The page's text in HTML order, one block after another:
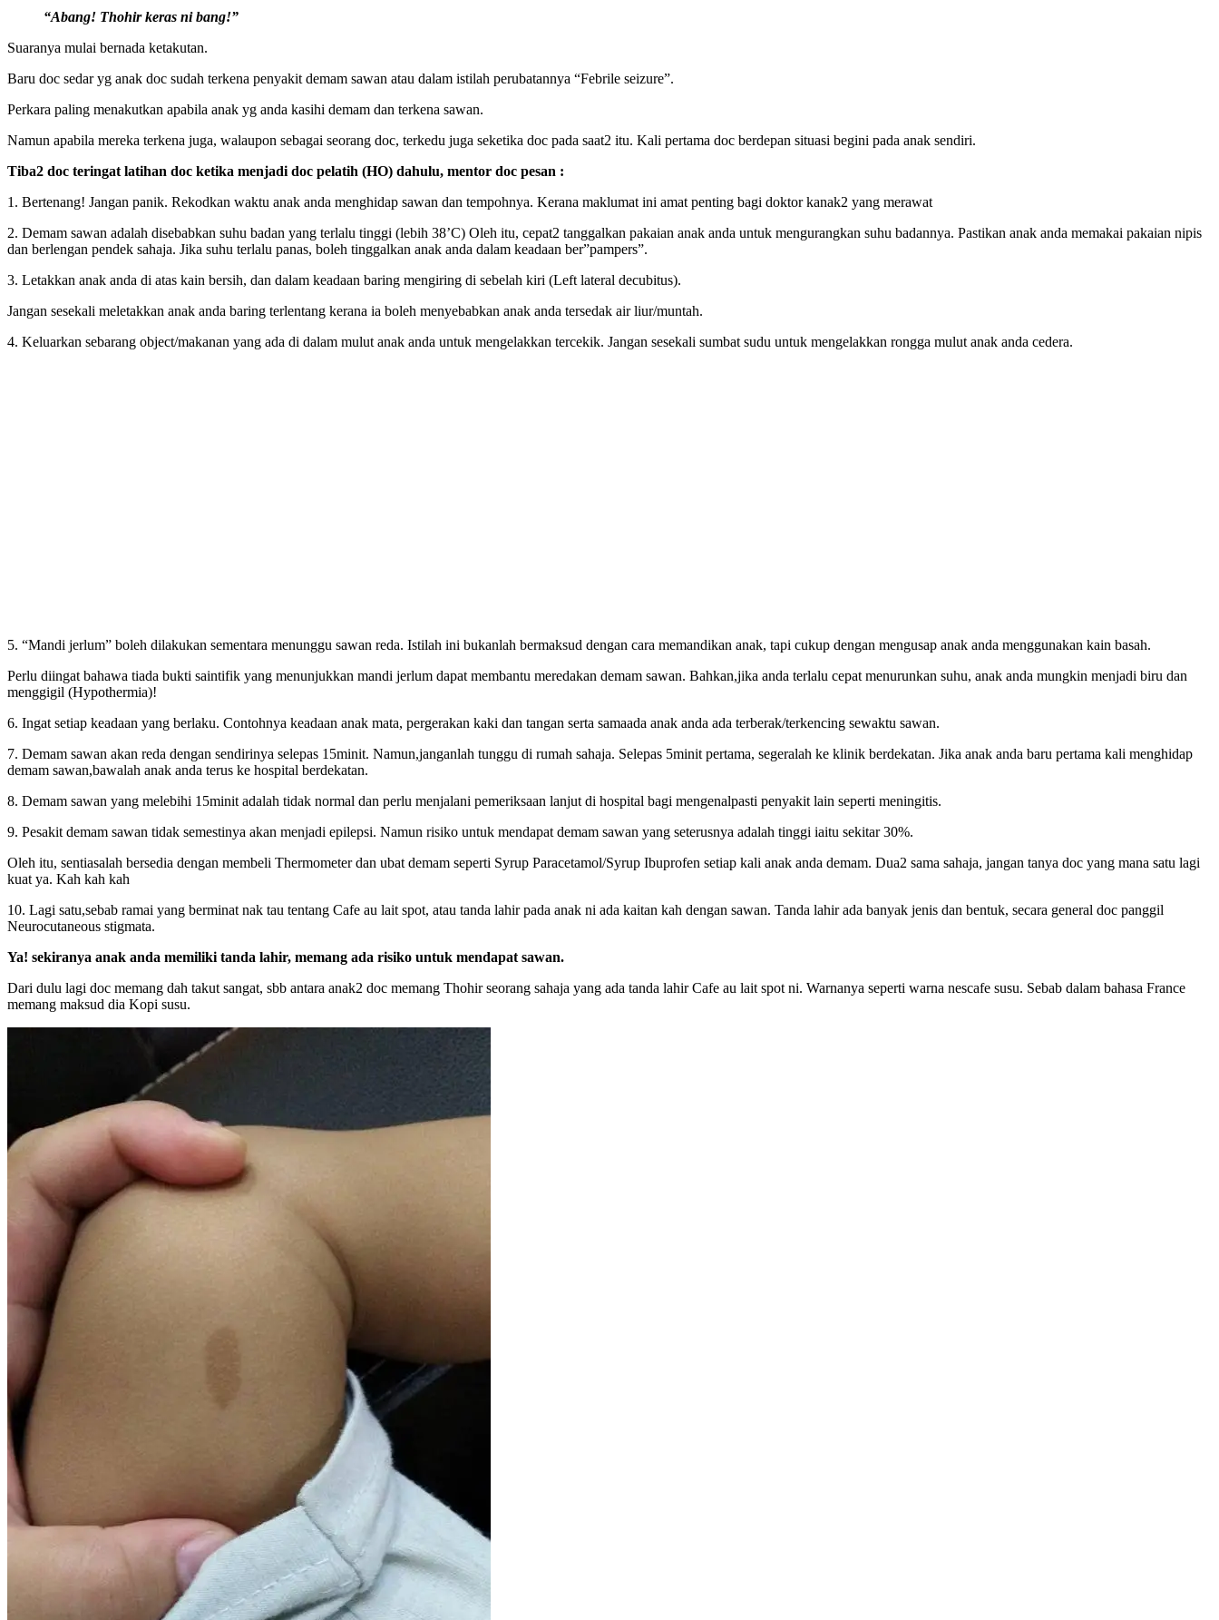
“Abang! Thohir keras ni bang!”
Suaranya mulai bernada ketakutan.
Baru doc sedar yg anak doc sudah terkena penyakit demam sawan atau dalam istilah perubatannya “Febrile seizure”.
Perkara paling menakutkan apabila anak yg anda kasihi demam dan terkena sawan.
Namun apabila mereka terkena juga, walaupon sebagai seorang doc, terkedu juga seketika doc pada saat2 itu. Kali pertama doc berdepan situasi begini pada anak sendiri.
Tiba2 doc teringat latihan doc ketika menjadi doc pelatih (HO) dahulu, mentor doc pesan :
1. Bertenang! Jangan panik. Rekodkan waktu anak anda menghidap sawan dan tempohnya. Kerana maklumat ini amat penting bagi doktor kanak2 yang merawat
2. Demam sawan adalah disebabkan suhu badan yang terlalu tinggi (lebih 38’C) Oleh itu, cepat2 tanggalkan pakaian anak anda untuk mengurangkan suhu badannya. Pastikan anak anda memakai pakaian nipis
dan berlengan pendek sahaja. Jika suhu terlalu panas, boleh tinggalkan anak anda dalam keadaan ber”pampers”.
3. Letakkan anak anda di atas kain bersih, dan dalam keadaan baring mengiring di sebelah kiri (Left lateral decubitus).
Jangan sesekali meletakkan anak anda baring terlentang kerana ia boleh menyebabkan anak anda tersedak air liur/muntah.
4. Keluarkan sebarang object/makanan yang ada di dalam mulut anak anda untuk mengelakkan tercekik. Jangan sesekali sumbat sudu untuk mengelakkan rongga mulut anak anda cedera.
5. “Mandi jerlum” boleh dilakukan sementara menunggu sawan reda. Istilah ini bukanlah bermaksud dengan cara memandikan anak, tapi cukup dengan mengusap anak anda menggunakan kain basah.
Perlu diingat bahawa tiada bukti saintifik yang menunjukkan mandi jerlum dapat membantu meredakan demam sawan. Bahkan,jika anda terlalu cepat menurunkan suhu, anak anda mungkin menjadi biru dan
menggigil (Hypothermia)!
6. Ingat setiap keadaan yang berlaku. Contohnya keadaan anak mata, pergerakan kaki dan tangan serta samaada anak anda ada terberak/terkencing sewaktu sawan.
7. Demam sawan akan reda dengan sendirinya selepas 15minit. Namun,janganlah tunggu di rumah sahaja. Selepas 5minit pertama, segeralah ke klinik berdekatan. Jika anak anda baru pertama kali menghidap
demam sawan,bawalah anak anda terus ke hospital berdekatan.
8. Demam sawan yang melebihi 15minit adalah tidak normal dan perlu menjalani pemeriksaan lanjut di hospital bagi mengenalpasti penyakit lain seperti meningitis.
9. Pesakit demam sawan tidak semestinya akan menjadi epilepsi. Namun risiko untuk mendapat demam sawan yang seterusnya adalah tinggi iaitu sekitar 30%.
Oleh itu, sentiasalah bersedia dengan membeli Thermometer dan ubat demam seperti Syrup Paracetamol/Syrup Ibuprofen setiap kali anak anda demam. Dua2 sama sahaja, jangan tanya doc yang mana satu lagi
kuat ya. Kah kah kah
10. Lagi satu,sebab ramai yang berminat nak tau tentang Cafe au lait spot, atau tanda lahir pada anak ni ada kaitan kah dengan sawan. Tanda lahir ada banyak jenis dan bentuk, secara general doc panggil
Neurocutaneous stigmata.
Ya! sekiranya anak anda memiliki tanda lahir, memang ada risiko untuk mendapat sawan.
Dari dulu lagi doc memang dah takut sangat, sbb antara anak2 doc memang Thohir seorang sahaja yang ada tanda lahir Cafe au lait spot ni. Warnanya seperti warna nescafe susu. Sebab dalam bahasa France
memang maksud dia Kopi susu.